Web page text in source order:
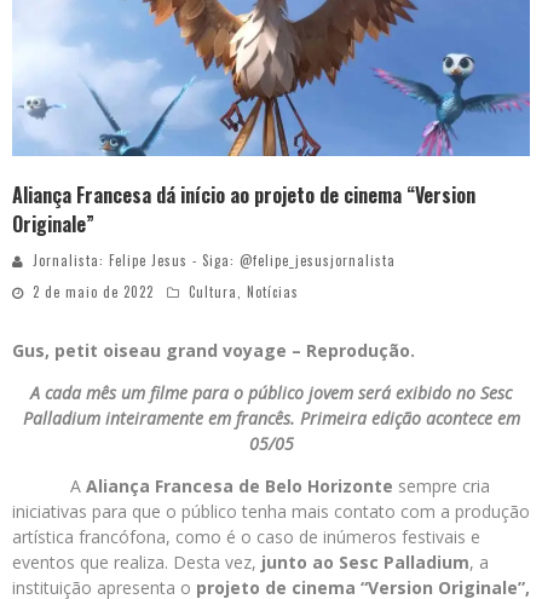
Aliança Francesa dá início ao projeto de cinema “Version
Originale”
Jornalista: Felipe Jesus - Siga: @felipe_jesusjornalista
2 de maio de 2022
Cultura, Notícias
Gus, petit oiseau grand voyage – Reprodução.
A cada mês um filme para o público jovem será exibido no Sesc
Palladium inteiramente em francês. Primeira edição acontece em
05/05
A Aliança Francesa de Belo Horizonte sempre cria
iniciativas para que o público tenha mais contato com a produção
artística francófona, como é o caso de inúmeros festivais e
eventos que realiza. Desta vez, junto ao Sesc Palladium, a
instituição apresenta o projeto de cinema “Version Originale”,